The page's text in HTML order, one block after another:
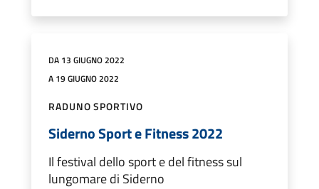
DA 13 GIUGNO 2022
A 19 GIUGNO 2022
RADUNO SPORTIVO
Siderno Sport e Fitness 2022
Il festival dello sport e del fitness sul
lungomare di Siderno